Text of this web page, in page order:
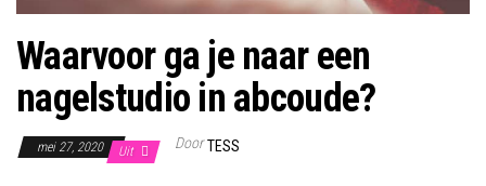
Waarvoor ga je naar een
nagelstudio in abcoude?
mei 27, 2020 Uit Door TESS